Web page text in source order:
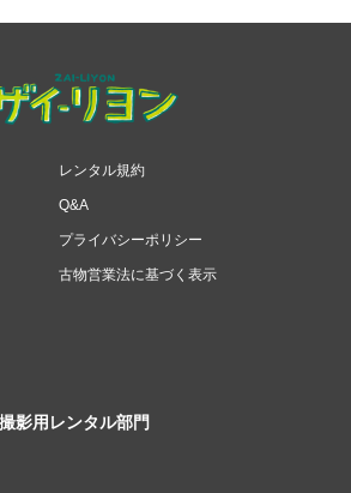
レンタル規約
Q&A
プライバシーポリシー
古物営業法に基づく表示
影用レンタル部門